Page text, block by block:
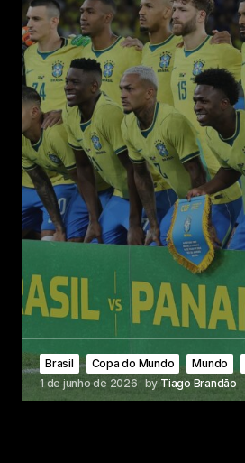
Brasil Copa do Mundo Mundo
1 de junho de 2026 by Tiago Brandão